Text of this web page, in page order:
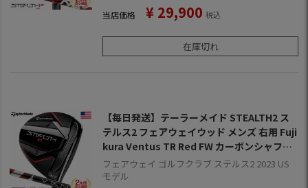
当店価格 ¥ 29,900 税込
在庫切れ
【毎日発送】テーラーメイド STEALTH2 ス
テルス2 フェアウェイウッド メンズ 右用 Fuji
kura Ventus TR Red FW カーボンシャフト
2023年モデル USA直輸入品【2年保証】
フェアウェイ ゴルフクラブ ステルス2 2023 US
モデル